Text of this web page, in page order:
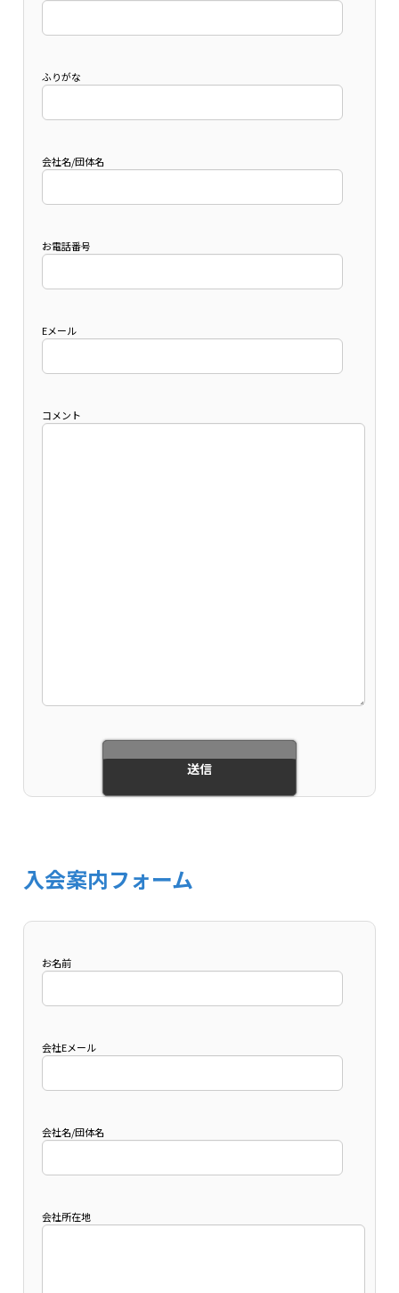
ふりがな
会社名/団体名
お電話番号
Eメール
コメント
入会案内フォーム
お名前
会社Eメール
会社名/団体名
会社所在地